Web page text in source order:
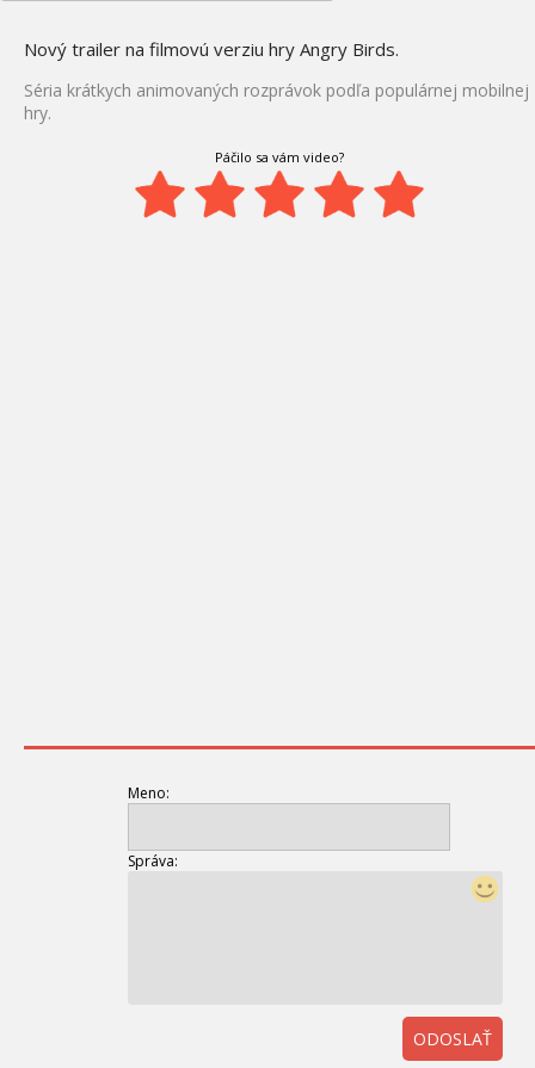
Nový trailer na filmovú verziu hry Angry Birds.
Séria krátkych animovaných rozprávok podľa populárnej mobilnej
hry.
Páčilo sa vám video?
Meno:
Správa:
ODOSLAŤ